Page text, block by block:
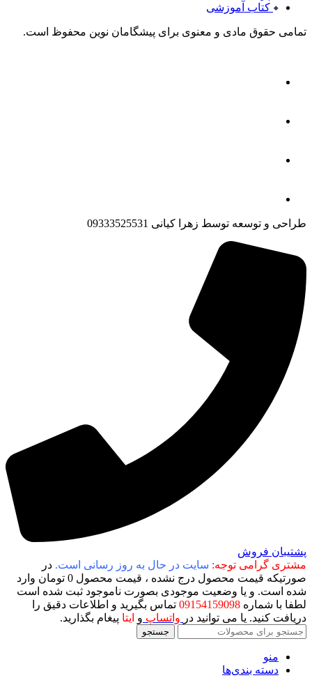
کتاب آموزشی
تمامی حقوق مادی و معنوی برای پیشگامان نوین محفوظ است.
طراحی و توسعه توسط زهرا کیانی 09333525531
پشتیبان فروش
مشتری گرامی توجه: سایت در حال به روز رسانی است. در
صورتیکه قیمت محصول درج نشده ، قیمت محصول 0 تومان وارد
شده است. و یا وضعیت موجودی بصورت ناموجود ثبت شده است
لطفا با شماره 09154159098 تماس بگیرید و اطلاعات دقیق را
دریافت کنید. یا می توانید در واتساپ و ایتا پیغام بگذارید.
جستجو
منو
دسته بندی‌ها